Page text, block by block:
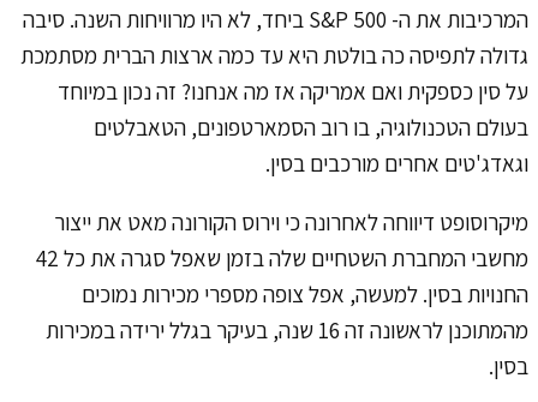
המרכיבות את ה- S&P 500 ביחד, לא היו מרוויחות השנה. סיבה
גדולה לתפיסה כה בולטת היא עד כמה ארצות הברית מסתמכת
על סין כספקית ואם אמריקה אז מה אנחנו? זה נכון במיוחד
בעולם הטכנולוגיה, בו רוב הסמארטפונים, הטאבלטים
וגאדג'טים אחרים מורכבים בסין.
מיקרוסופט דיווחה לאחרונה כי וירוס הקורונה מאט את ייצור
מחשבי המחברת השטחיים שלה בזמן שאפל סגרה את כל 42
החנויות בסין. למעשה, אפל צופה מספרי מכירות נמוכים
מהמתוכנן לראשונה זה 16 שנה, בעיקר בגלל ירידה במכירות
בסין.